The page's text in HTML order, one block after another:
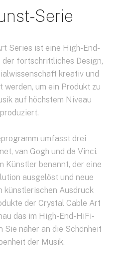
Serie
Series ist eine High-End-
der fortschrittliches Design,
kreativ und
werden, um ein Produkt zu
auf höchstem Niveau
umfasst drei
van Gogh und da Vinci.
Künstler benannt, der eine
ausgelöst und neue
künstlerischen Ausdruck
der Crystal Cable Art
das im High-End-HiFi-
Sie näher an die Schönheit
der Musik.